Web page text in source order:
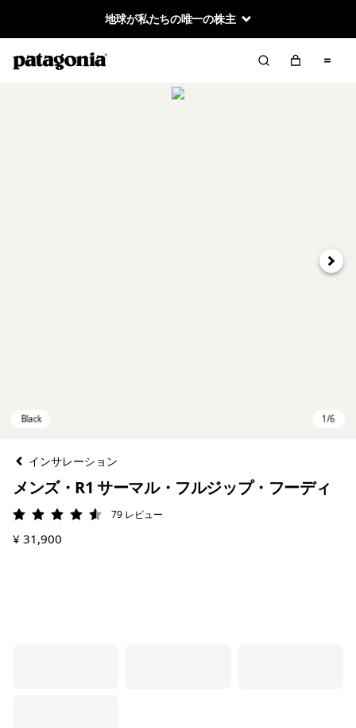
地球が私たちの唯一の株主
次へ
インサレーション
メンズ・R1 サーマル・フルジップ・フーディ
評価: 4.6 / 5
79 レビュー
¥ 31,900